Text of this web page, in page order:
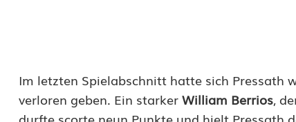
Im letzten Spielabschnitt hatte sich Pressath
verloren geben. Ein starkerWilliam Berrios,
durfte scorte neun Punkte und hielt Pressath